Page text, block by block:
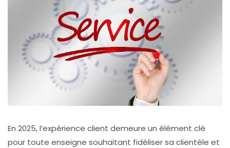
En 2025, l’expérience client demeure un élément clé
pour toute enseigne souhaitant fidéliser sa clientèle et